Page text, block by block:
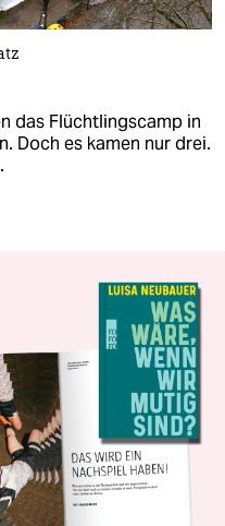
das Flüchtlingscamp in
Doch es kamen nur drei.